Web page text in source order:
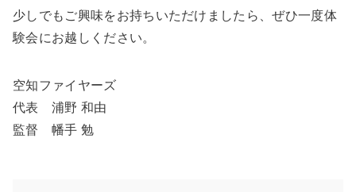
少しでもご興味をお持ちいただけましたら、ぜひ一度体
験会にお越しください。
空知ファイヤーズ
代表 浦野 和由
監督 幡手 勉